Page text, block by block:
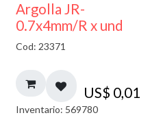
Argolla JR-
0.7x4mm/R x und
Cod: 23371
US$ 0,01
Inventario: 569780